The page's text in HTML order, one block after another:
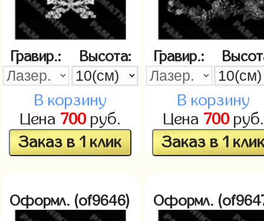
Гравир.: Высота:
В корзину
Цена 700руб.
Заказ в 1 клик
Гравир.:
В корзину
Цена 700руб.
Заказ в 1
Оформл. (of9646) Оформл.